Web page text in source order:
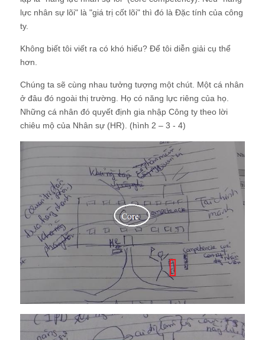
lực nhân sự lõi" là "giá trị cốt lõi" thì đó là Đặc tính của công
ty.
Không biết tôi viết ra có khó hiểu? Để tôi diễn giải cụ thể
hơn.
Chúng ta sẽ cùng nhau tưởng tượng một chút. Một cá nhân
ở đâu đó ngoài thị trường. Họ có năng lực riêng của họ.
Những cá nhân đó quyết định gia nhập Công ty theo lời
chiêu mộ của Nhân sự (HR). (hình 2 – 3 - 4)